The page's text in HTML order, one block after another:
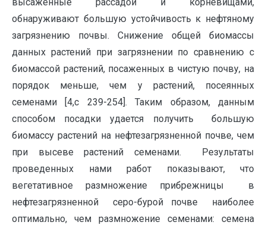
обнаруживают большую устойчивость к нефтяному
загрязнению почвы. Снижение общей биомассы
данных растений при загрязнении по сравнению с
биомассой растений, посаженных в чистую почву, на
порядок меньше, чем у растений, посеянных
семенами [4,c 239-254]. Таким образом, данным
способом посадки удается получить большую
биомассу растений на нефтезагрязненной почве, чем
при высеве растений семенами. Результаты
проведенных нами работ показывают, что
вегетативное размножение прибрежницы в
нефтезагрязненной серо-бурой почве наиболее
оптимально, чем размножение семенами: семена